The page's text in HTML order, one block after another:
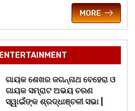
MORE
ENTERTAINMENT
ଗାୟକ ଶେଖର ଜଗନ୍ନାଥ ବେହେରା ଓ
ଗାୟକ ସମ୍ରାଟ ଅଭୟ ଚରଣ
ସ୍ୱାଇଁଙ୍କ ଶ୍ରଦ୍ଧାଞ୍ଚଳୀ ସଭା |